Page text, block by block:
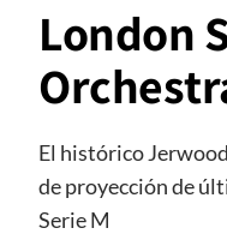
London
El histórico
de proyección de
Serie M